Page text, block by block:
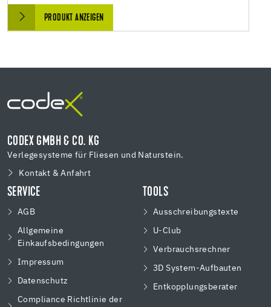
PRODUKT ANZEIGEN
CODEX GMBH & CO. KG
Verlegesysteme für Fliesen und Naturstein.
Kontakt & Anfahrt
SERVICE
AGB
Allgemeine
Einkaufsbedingungen
Impressum
Datenschutz
Compliance Richtlinie der
TOOLS
Ausschreibungstexte
U-Club
Verbrauchsrechner
3D System-Aufbauten
Entkopplungsberater